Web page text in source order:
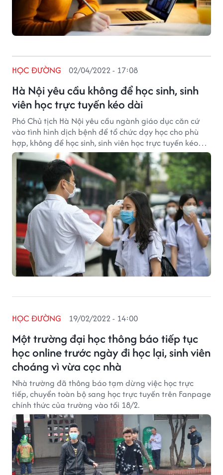
Hà Nội yêu cầu không để học sinh, sinh
viên học trực tuyến kéo dài
HỌC ĐƯỜNG 02/04/2022 - 17:08
Phó Chủ tịch Hà Nội yêu cầu ngành giáo dục căn cứ
vào tình hình dịch bệnh để tổ chức dạy học cho phù
hợp, không để học sinh, sinh viên học trực tuyến kéo
dài.
Một trường đại học thông báo tiếp tục
học online trước ngày đi học lại, sinh viên
choáng vì vừa cọc nhà
HỌC ĐƯỜNG 19/02/2022 - 14:00
Nhà trường đã thông báo tạm dừng việc học trực
tiếp, chuyển toàn bộ sang học trực tuyến trên Fanpage
chính thức của trường vào tối 18/2.